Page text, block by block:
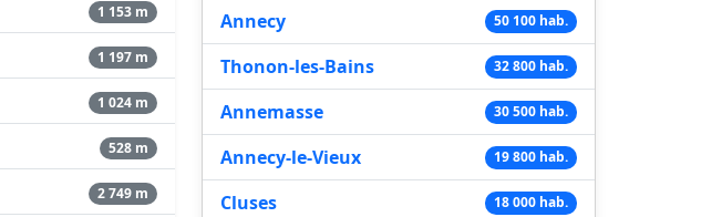
1 153 m
1 197 m
1 024 m
528 m
2 749 m
Annecy 50 100 hab.
Thonon-les-Bains 32 800 hab.
Annemasse 30 500 hab.
Annecy-le-Vieux 19 800 hab.
Cluses 18 000 hab.